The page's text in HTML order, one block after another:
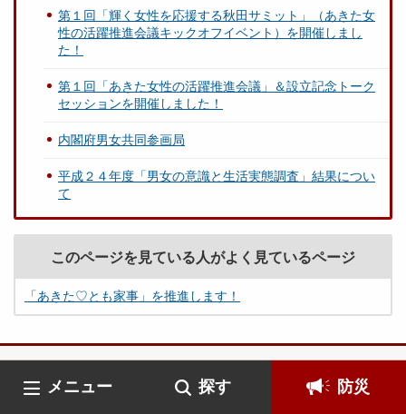
メニュー 探す 防災
第１回「輝く女性を応援する秋田サミット」（あきた女
性の活躍推進会議キックオフイベント）を開催しまし
た！
第１回「あきた女性の活躍推進会議」＆設立記念トーク
セッションを開催しました！
内閣府男女共同参画局
平成２４年度「男女の意識と生活実態調査」結果につい
て
このページを見ている人がよく見ているページ
「あきた♡とも家事」を推進します！
秋田県庁